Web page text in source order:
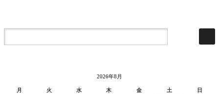
2026年8月
月 火 水 木 金 土 日